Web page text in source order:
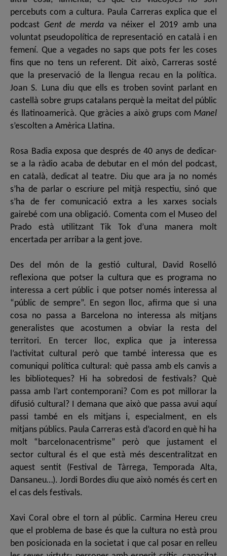
percebuts com a cultura. Paula Carreras explica que el
podcast Gent de merdava néixer el 2019 amb una
voluntat pseudopolítica de representació en català i en
femení. Que a vegades no saps que pots fer les coses
fins que no tens un referent. Dit això, Carreras sosté
que la preservació de la llengua recau en la política.
Joan S. Luna diu que ells es troben sovint parlant en
castellà sobre grups catalans perquè la meitat del públic
és llatinoamericà. Que gràcies a això grups com Manel
s’escolten a Amèrica Llatina.
Rosa Badia exposa que després de 40 anys de dedicar-
se a la ràdio acaba de debutar en el món del podcast,
en català, dedicat al teatre. Diu que ara ja no només
s’ha de parlar o escriure pel mitjà respectiu, sinó que
s’ha de fer comunicació extra a les xarxes socials
gairebé com una obligació. Comenta com el Museo del
Prado està utilitzant Tik Tok d’una manera molt
encertada per arribar a la gent jove.
Des del món de la gestió cultural, David Roselló
reflexiona que potser la cultura que es programa no
interessa a cert públic i que potser només interessa al
“públic de sempre”. En segon lloc, afirma que si una
cosa no passa a Barcelona no interessa als mitjans
generalistes que acostumen a obviar la resta del
territori. En tercer lloc, explica que ja interessa
l’activitat cultural però que també interessa que es
comuniqui política cultural: què passa amb els canvis a
les biblioteques? Hi ha sobredosi de festivals? Què
passa amb l’art contemporani? Com es pot millorar la
difusió cultural? I demana que això que passa avui aquí
passi també en els mitjans i, especialment, en els
mitjans públics. Paula Carreras està d’acord en què hi ha
molt “barcelonacentrisme” però que justament el
sector cultural és el que està més descentralitzat en
aquest sentit (Festival de Tàrrega, Temporada Alta,
Dansaneu…). Jordi Bordes diu que això només és cert en
el cas dels festivals.
Xavi Coral obre el torn al públic. Carmina Hereu creu
que el problema de base és que la cultura no està prou
ben posicionada en la societat i que cal posar en relleu